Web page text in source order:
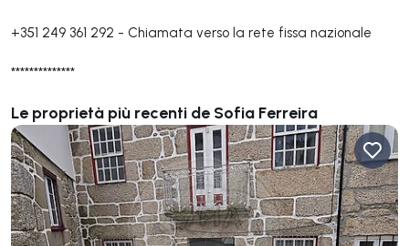
+351 249 361 292 - Chiamata verso la rete fissa nazionale
**************
Le proprietà più recenti de Sofia Ferreira